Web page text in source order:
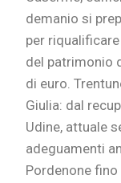
demanio si
per
del patrimonio
di euro.
Giulia: dal
Udine, attuale
adeguamenti
Pordenone